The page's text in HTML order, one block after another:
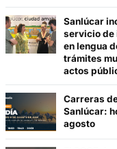
Sanlúcar
servicio
en lengua
trámites
actos
Carreras
Sanlúcar:
agosto